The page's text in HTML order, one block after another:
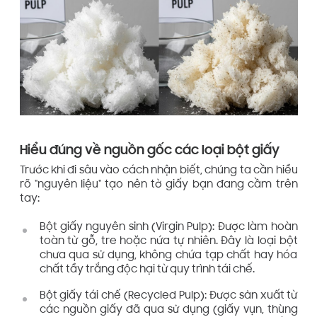
Hiểu đúng về nguồn gốc các loại bột giấy
Trước khi đi sâu vào cách nhận biết, chúng ta cần hiểu
rõ "nguyên liệu" tạo nên tờ giấy bạn đang cầm trên
tay:
Bột giấy nguyên sinh (Virgin Pulp): Được làm hoàn
toàn từ gỗ, tre hoặc nứa tự nhiên. Đây là loại bột
chưa qua sử dụng, không chứa tạp chất hay hóa
chất tẩy trắng độc hại từ quy trình tái chế.
Bột giấy tái chế (Recycled Pulp): Được sản xuất từ
các nguồn giấy đã qua sử dụng (giấy vụn, thùng